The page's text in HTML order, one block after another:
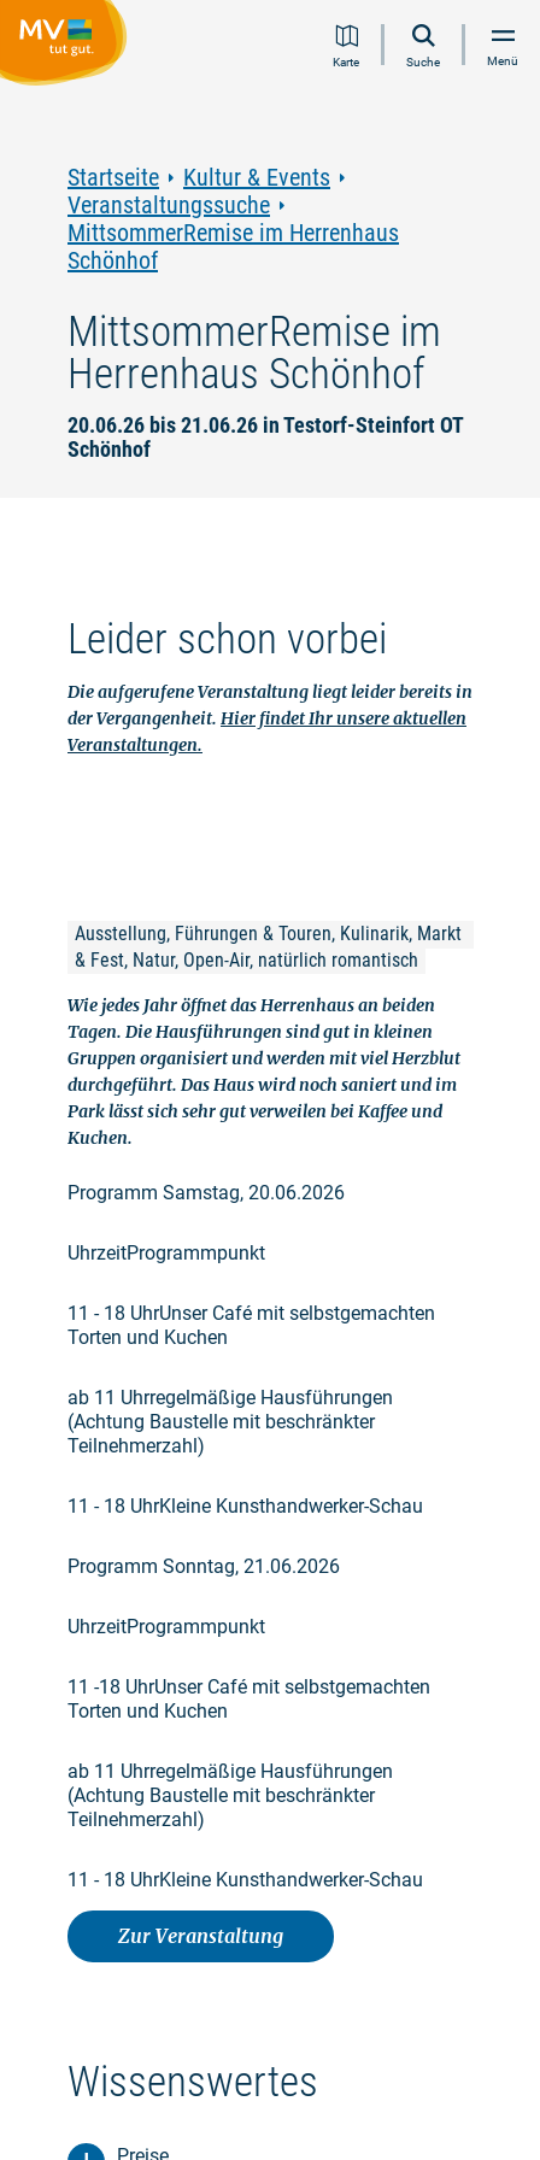
Inhalt
Navigation
Volltextsuche
FooterKarte Suche Menü
Startseite
Kultur & Events
Veranstaltungssuche
MittsommerRemise im Herrenhaus
Schönhof
MittsommerRemise im
Herrenhaus Schönhof
20.06.26 bis 21.06.26 in Testorf-Steinfort OT
Schönhof
Leider schon vorbei
Die aufgerufene Veranstaltung liegt leider bereits in
der Vergangenheit. Hier findet Ihr unsere aktuellen
Veranstaltungen.
Ausstellung, Führungen & Touren, Kulinarik, Markt
& Fest, Natur, Open-Air, natürlich romantisch
Wie jedes Jahr öffnet das Herrenhaus an beiden
Tagen. Die Hausführungen sind gut in kleinen
Gruppen organisiert und werden mit viel Herzblut
durchgeführt. Das Haus wird noch saniert und im
Park lässt sich sehr gut verweilen bei Kaffee und
Kuchen.
Programm Samstag, 20.06.2026
UhrzeitProgrammpunkt
11 - 18 UhrUnser Café mit selbstgemachten
Torten und Kuchen
ab 11 Uhrregelmäßige Hausführungen
(Achtung Baustelle mit beschränkter
Teilnehmerzahl)
11 - 18 UhrKleine Kunsthandwerker-Schau
Programm Sonntag, 21.06.2026
UhrzeitProgrammpunkt
11 -18 UhrUnser Café mit selbstgemachten
Torten und Kuchen
ab 11 Uhrregelmäßige Hausführungen
(Achtung Baustelle mit beschränkter
Teilnehmerzahl)
11 - 18 UhrKleine Kunsthandwerker-Schau
Zur Veranstaltung
Wissenswertes